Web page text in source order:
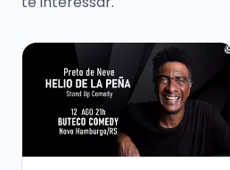
Veja mais sobre HELIO DE LA